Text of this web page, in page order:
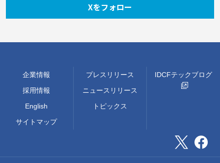
Xをフォロー
企業情報
採用情報
English
サイトマップ
プレスリリース
ニュースリリース
トピックス
IDCFテックブログ